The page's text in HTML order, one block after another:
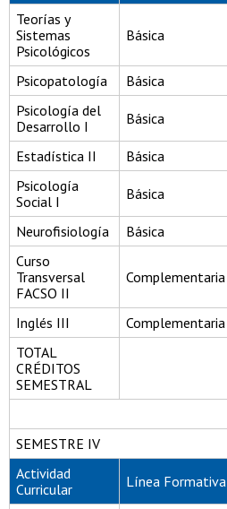
Teorías y
Sistemas
Psicológicos
Básica
Psicopatología Básica
Psicología del
Desarrollo I
Básica
Estadística II Básica
Psicología
Social I
Básica
Neurofisiología Básica
Curso
Transversal
FACSO II
Complementaria
Inglés III Complementaria
TOTAL
CRÉDITOS
SEMESTRAL
SEMESTRE IV
Actividad
Curricular
Línea Formativa